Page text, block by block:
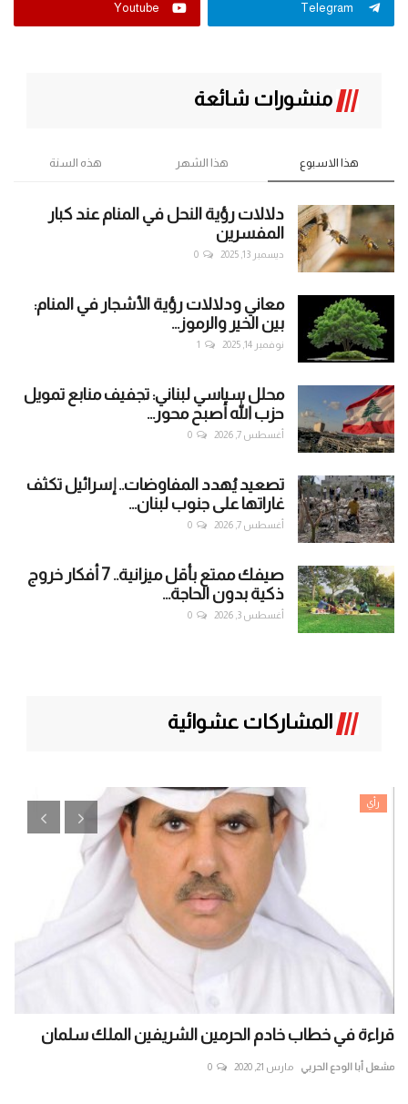
Telegram
Youtube
منشورات شائعة
هذا الاسبوع هذا الشهر هذه السنة
دلالات رؤية النحل في المنام عند كبار
المفسرين
ديسمبر 13, 2025 0
معاني ودلالات رؤية الأشجار في المنام:
بين الخير والرموز...
نوفمبر 14, 2025 1
محلل سياسي لبناني: تجفيف منابع تمويل
حزب الله أصبح محور...
أغسطس 7, 2026 0
تصعيد يُهدد المفاوضات.. إسرائيل تكثف
غاراتها على جنوب لبنان...
أغسطس 7, 2026 0
صيفك ممتع بأقل ميزانية.. 7 أفكار خروج
ذكية بدون الحاجة...
أغسطس 3, 2026 0
المشاركات عشوائية
رأي
قراءة في خطاب خادم الحرمين الشريفين الملك سلمان
مشعل أبا الودع الحربي مارس 21, 2020 0